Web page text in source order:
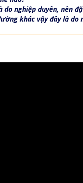
nghiệp duyên, nên
khác vậy đây là do